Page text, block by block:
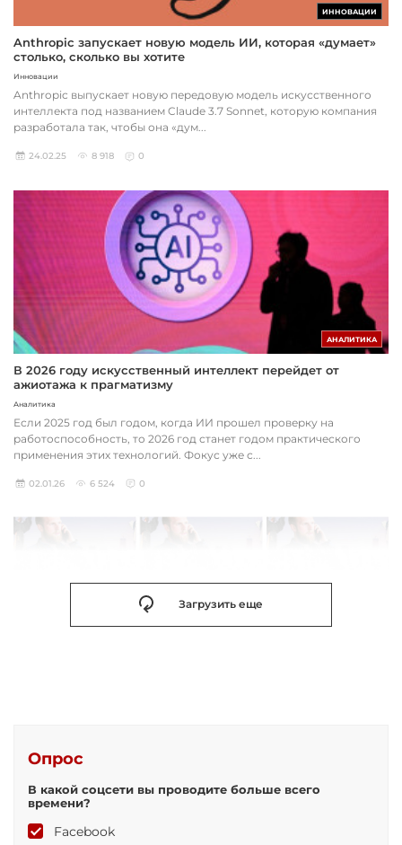
ИННОВАЦИИ
Anthropic запускает новую модель ИИ, которая «думает»
столько, сколько вы хотите
Инновации
Anthropic выпускает новую передовую модель искусственного
интеллекта под названием Claude 3.7 Sonnet, которую компания
разработала так, чтобы она «дум...
24.02.25 8 918 0
АНАЛИТИКА
В 2026 году искусственный интеллект перейдет от
ажиотажа к прагматизму
Аналитика
Если 2025 год был годом, когда ИИ прошел проверку на
работоспособность, то 2026 год станет годом практического
применения этих технологий. Фокус уже с...
02.01.26 6 524 0
Загрузить еще
Опрос
В какой соцсети вы проводите больше всего
времени?
Facebook